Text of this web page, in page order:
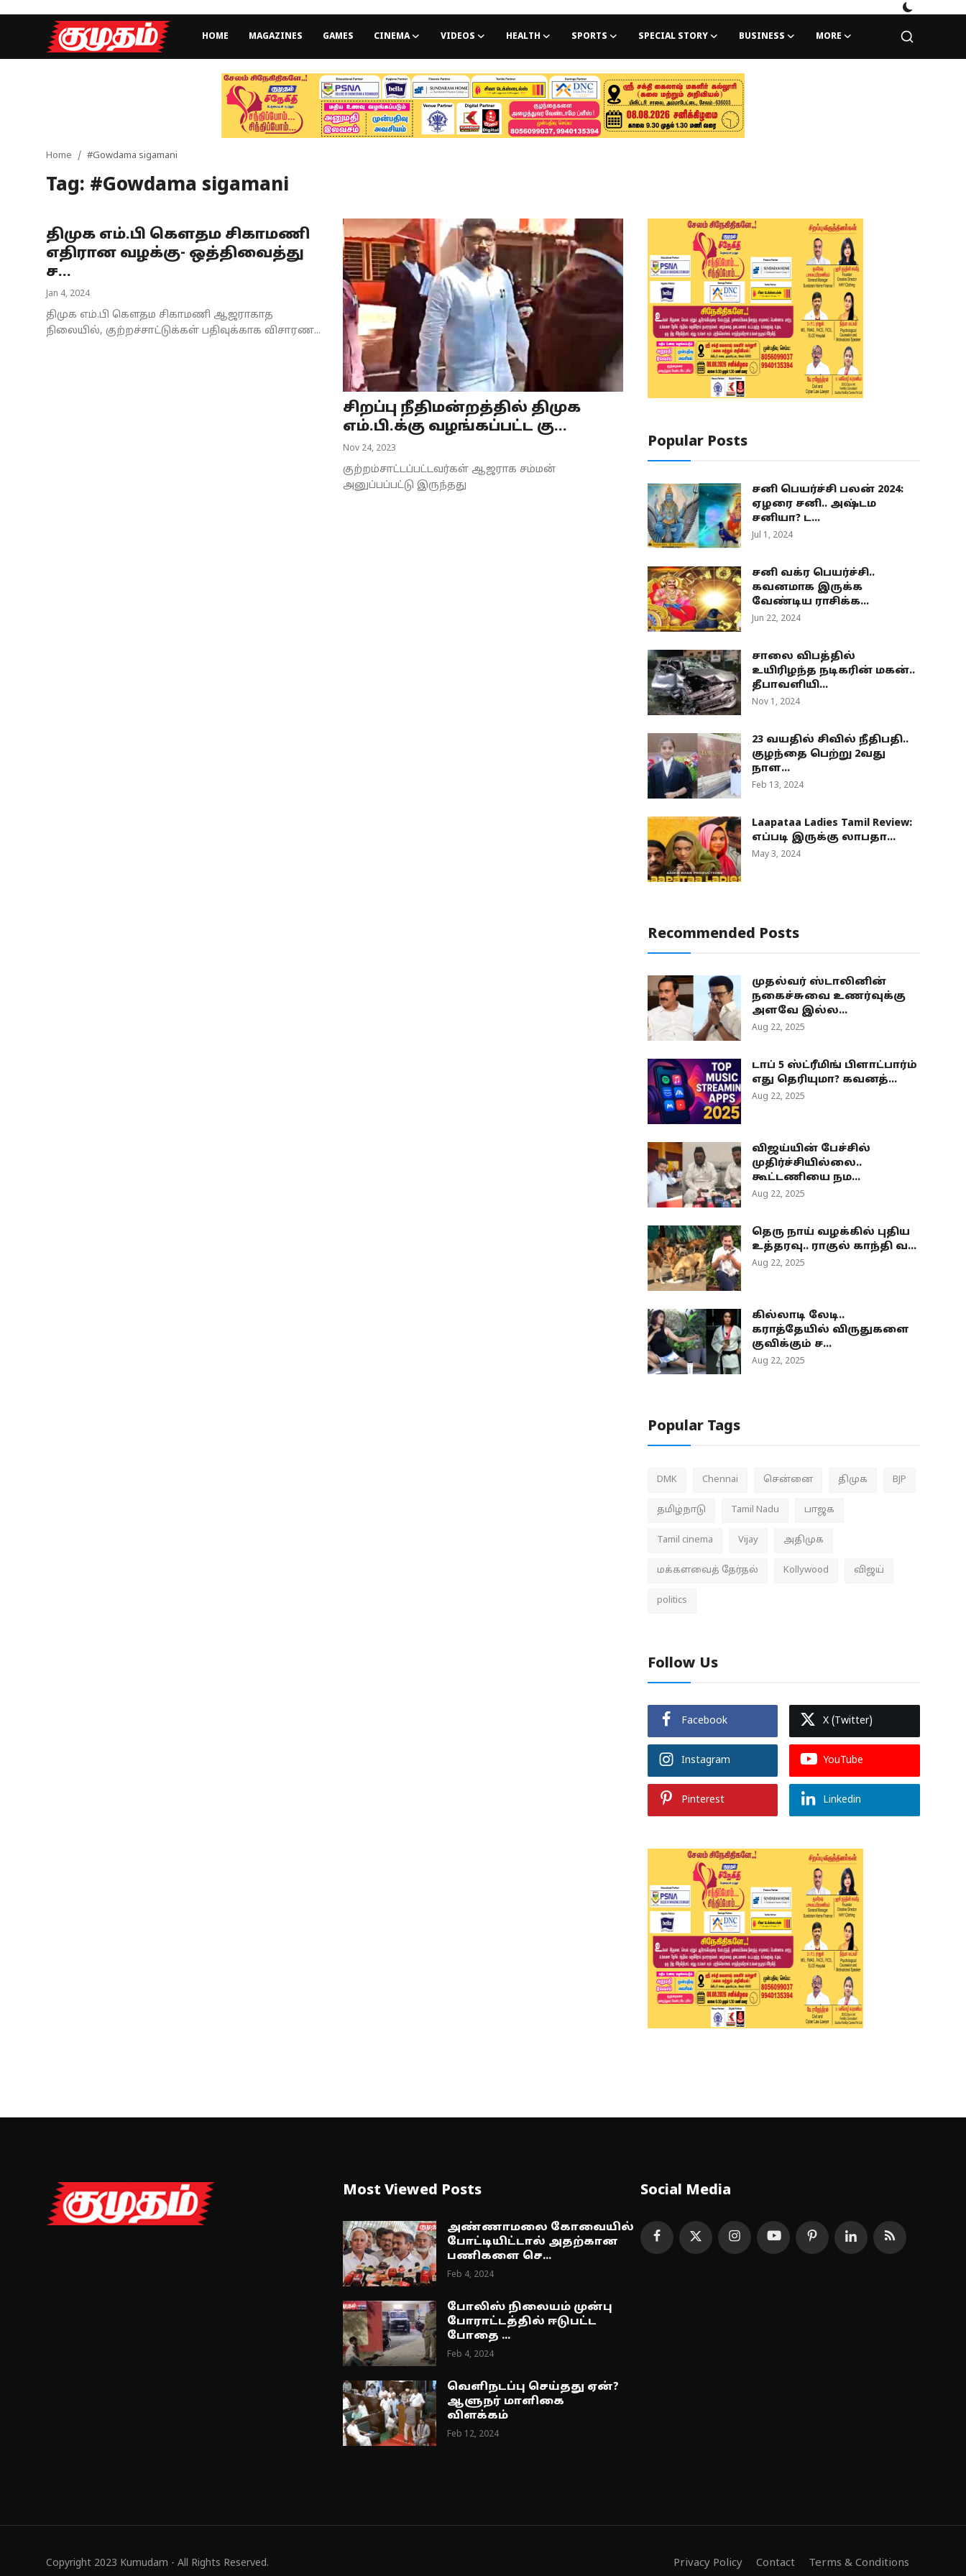
HOME MAGAZINES GAMES CINEMA VIDEOS HEALTH SPORTS SPECIAL STORY BUSINESS MORE
Games
Health
Special Story
Home #Gowdama sigamani
Tag: #Gowdama sigamani
திமுக எம்.பி கெளதம சிகாமணி
எதிரான வழக்கு- ஒத்திவைத்து
ச...
Jan 4, 2024
திமுக எம்.பி கௌதம சிகாமணி ஆஜராகாத
நிலையில், குற்றச்சாட்டுக்கள் பதிவுக்காக விசாரண...
சிறப்பு நீதிமன்றத்தில் திமுக
எம்.பி.க்கு வழங்கப்பட்ட கு...
Nov 24, 2023
குற்றம்சாட்டப்பட்டவர்கள் ஆஜராக சம்மன்
அனுப்பப்பட்டு இருந்தது
Popular Posts
சனி பெயர்ச்சி பலன் 2024:
ஏழரை சனி.. அஷ்டம
சனியா? ட...
Jul 1, 2024
சனி வக்ர பெயர்ச்சி..
கவனமாக இருக்க
வேண்டிய ராசிக்க...
Jun 22, 2024
சாலை விபத்தில்
உயிரிழந்த நடிகரின் மகன்..
தீபாவளியி...
Nov 1, 2024
23 வயதில் சிவில் நீதிபதி..
குழந்தை பெற்று 2வது
நாள...
Feb 13, 2024
Laapataa Ladies Tamil Review:
எப்படி இருக்கு லாபதா...
May 3, 2024
Recommended Posts
முதல்வர் ஸ்டாலினின்
நகைச்சுவை உணர்வுக்கு
அளவே இல்ல...
Aug 22, 2025
டாப் 5 ஸ்ட்ரீமிங் பிளாட்பார்ம்
எது தெரியுமா? கவனத்...
Aug 22, 2025
விஜய்யின் பேச்சில்
முதிர்ச்சியில்லை..
கூட்டணியை நம...
Aug 22, 2025
தெரு நாய் வழக்கில் புதிய
உத்தரவு.. ராகுல் காந்தி வ...
Aug 22, 2025
கில்லாடி லேடி..
கராத்தேயில் விருதுகளை
குவிக்கும் ச...
Aug 22, 2025
Popular Tags
DMK Chennai சென்னை திமுக BJP
தமிழ்நாடு Tamil Nadu பாஜக
Tamil cinema Vijay அதிமுக
மக்களவைத் தேர்தல் Kollywood விஜய்
politics
Follow Us
Facebook X (Twitter)
Instagram YouTube
Pinterest Linkedin
Most Viewed Posts
அண்ணாமலை கோவையில்
போட்டியிட்டால் அதற்கான
பணிகளை செ...
Feb 4, 2024
போலிஸ் நிலையம் முன்பு
போராட்டத்தில் ஈடுபட்ட
போதை ...
Feb 4, 2024
வெளிநடப்பு செய்தது ஏன்?
ஆளுநர் மாளிகை
விளக்கம்
Feb 12, 2024
Social Media
Copyright 2023 Kumudam - All Rights Reserved. Privacy Policy Contact Terms & Conditions